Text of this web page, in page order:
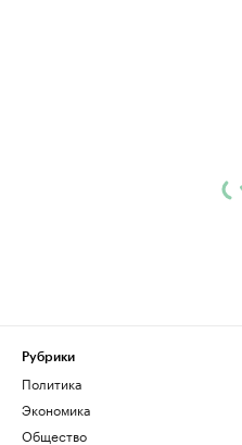
Рубрики
Политика
Экономика
Общество